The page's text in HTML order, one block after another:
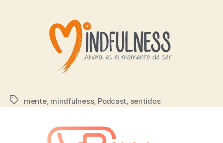
mente, mindfulness, Podcast, sentidos